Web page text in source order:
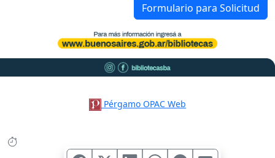
Formulario para Solicitud
Pérgamo OPAC Web